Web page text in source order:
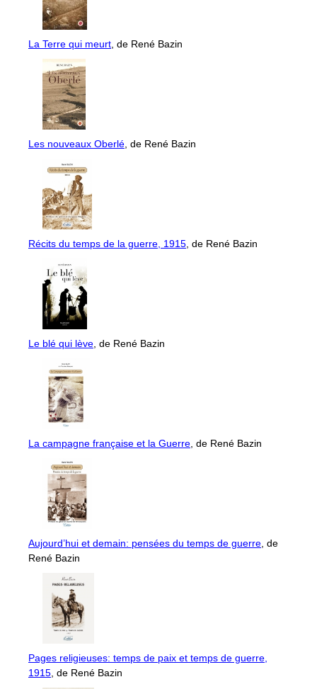
La Terre qui meurt , de René Bazin
Les nouveaux Oberlé , de René Bazin
Récits du temps de la guerre, 1915 , de René Bazin
Le blé qui lève , de René Bazin
La campagne française et la Guerre , de René Bazin
Aujourd’hui et demain: pensées du temps de guerre , de
René Bazin
Pages religieuses: temps de paix et temps de guerre,
1915 , de René Bazin